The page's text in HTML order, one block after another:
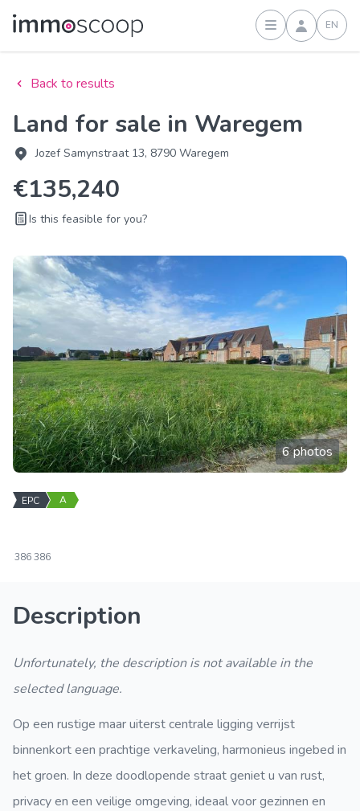
Sign inEN
Back to results
Land for sale in Waregem
Jozef Samynstraat 13, 8790 Waregem
€135,240
Is this feasible for you?
6 photos
EPC A
386 386
Description
Unfortunately, the description is not available in the
selected language.
Op een rustige maar uiterst centrale ligging verrijst
binnenkort een prachtige verkaveling, harmonieus ingebed in
het groen. In deze doodlopende straat geniet u van rust,
privacy en een veilige omgeving, ideaal voor gezinnen en